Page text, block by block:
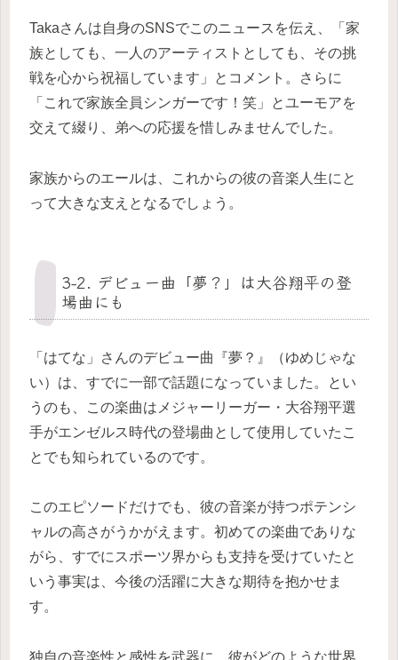
Takaさんは自身のSNSでこのニュースを伝え、「家
族としても、一人のアーティストとしても、その挑
戦を心から祝福しています」とコメント。さらに
「これで家族全員シンガーです！笑」とユーモアを
交えて綴り、弟への応援を惜しみませんでした。
家族からのエールは、これからの彼の音楽人生にと
って大きな支えとなるでしょう。
3-2. デビュー曲「夢？」は大谷翔平の登
場曲にも
「はてな」さんのデビュー曲『夢？』（ゆめじゃな
い）は、すでに一部で話題になっていました。とい
うのも、この楽曲はメジャーリーガー・大谷翔平選
手がエンゼルス時代の登場曲として使用していたこ
とでも知られているのです。
このエピソードだけでも、彼の音楽が持つポテンシ
ャルの高さがうかがえます。初めての楽曲でありな
がら、すでにスポーツ界からも支持を受けていたと
いう事実は、今後の活躍に大きな期待を抱かせま
す。